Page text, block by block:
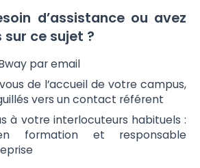
d’assistance ou avez
ce sujet ?
par email
de l’accueil de votre campus,
vers un contact référent
à votre interlocuteurs habituels :
formation et responsable